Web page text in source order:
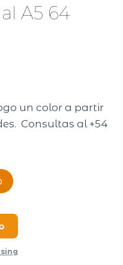
A5 64
un color a partir
Consultas al +54